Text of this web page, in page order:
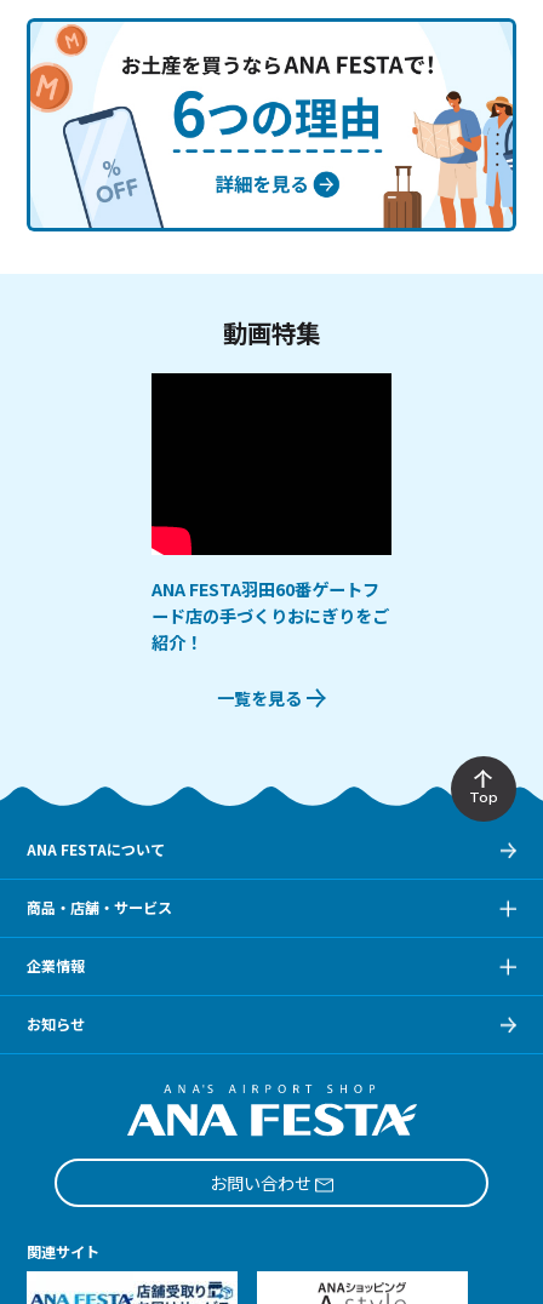
動画特集
ANA FESTA羽田60番ゲートフ
ード店の手づくりおにぎりをご
紹介！
一覧を見る
Top
ANA FESTAについて
商品・店舗・サービス
企業情報
お知らせ
お問い合わせ
関連サイト